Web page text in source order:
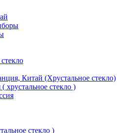
Китай (Хрустальное стекло)
стекло )
стекло )